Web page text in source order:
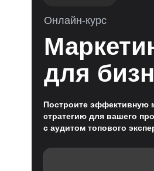
для
Онлайн-курс
Построите эффективную
стратегию для вашего
с аудитом топового